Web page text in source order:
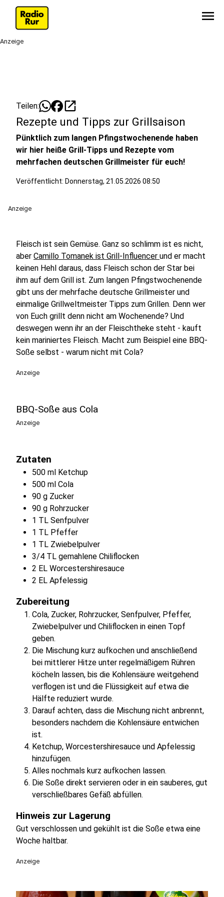
menu
Anzeige
Teilen: open_in_new
Rezepte und Tipps zur Grillsaison
Pünktlich zum langen Pfingstwochenende haben
wir hier heiße Grill-Tipps und Rezepte vom
mehrfachen deutschen Grillmeister für euch!
Veröffentlicht: Donnerstag, 21.05.2026 08:50
Anzeige
Fleisch ist sein Gemüse. Ganz so schlimm ist es nicht,
aber Camillo Tomanek ist Grill-Influencer und er macht
keinen Hehl daraus, dass Fleisch schon der Star bei
ihm auf dem Grill ist. Zum langen Pfingstwochenende
gibt uns der mehrfache deutsche Grillmeister und
einmalige Grillweltmeister Tipps zum Grillen. Denn wer
von Euch grillt denn nicht am Wochenende? Und
deswegen wenn ihr an der Fleischtheke steht - kauft
kein mariniertes Fleisch. Macht zum Beispiel eine BBQ-
Soße selbst - warum nicht mit Cola?
Anzeige
BBQ-Soße aus Cola
Anzeige
Zutaten
500 ml Ketchup
500 ml Cola
90 g Zucker
90 g Rohrzucker
1 TL Senfpulver
1 TL Pfeffer
1 TL Zwiebelpulver
3/4 TL gemahlene Chiliflocken
2 EL Worcestershiresauce
2 EL Apfelessig
Zubereitung
Cola, Zucker, Rohrzucker, Senfpulver, Pfeffer,
Zwiebelpulver und Chiliflocken in einen Topf
geben.
Die Mischung kurz aufkochen und anschließend
bei mittlerer Hitze unter regelmäßigem Rühren
köcheln lassen, bis die Kohlensäure weitgehend
verflogen ist und die Flüssigkeit auf etwa die
Hälfte reduziert wurde.
Darauf achten, dass die Mischung nicht anbrennt,
besonders nachdem die Kohlensäure entwichen
ist.
Ketchup, Worcestershiresauce und Apfelessig
hinzufügen.
Alles nochmals kurz aufkochen lassen.
Die Soße direkt servieren oder in ein sauberes, gut
verschließbares Gefäß abfüllen.
Hinweis zur Lagerung
Gut verschlossen und gekühlt ist die Soße etwa eine
Woche haltbar.
Anzeige